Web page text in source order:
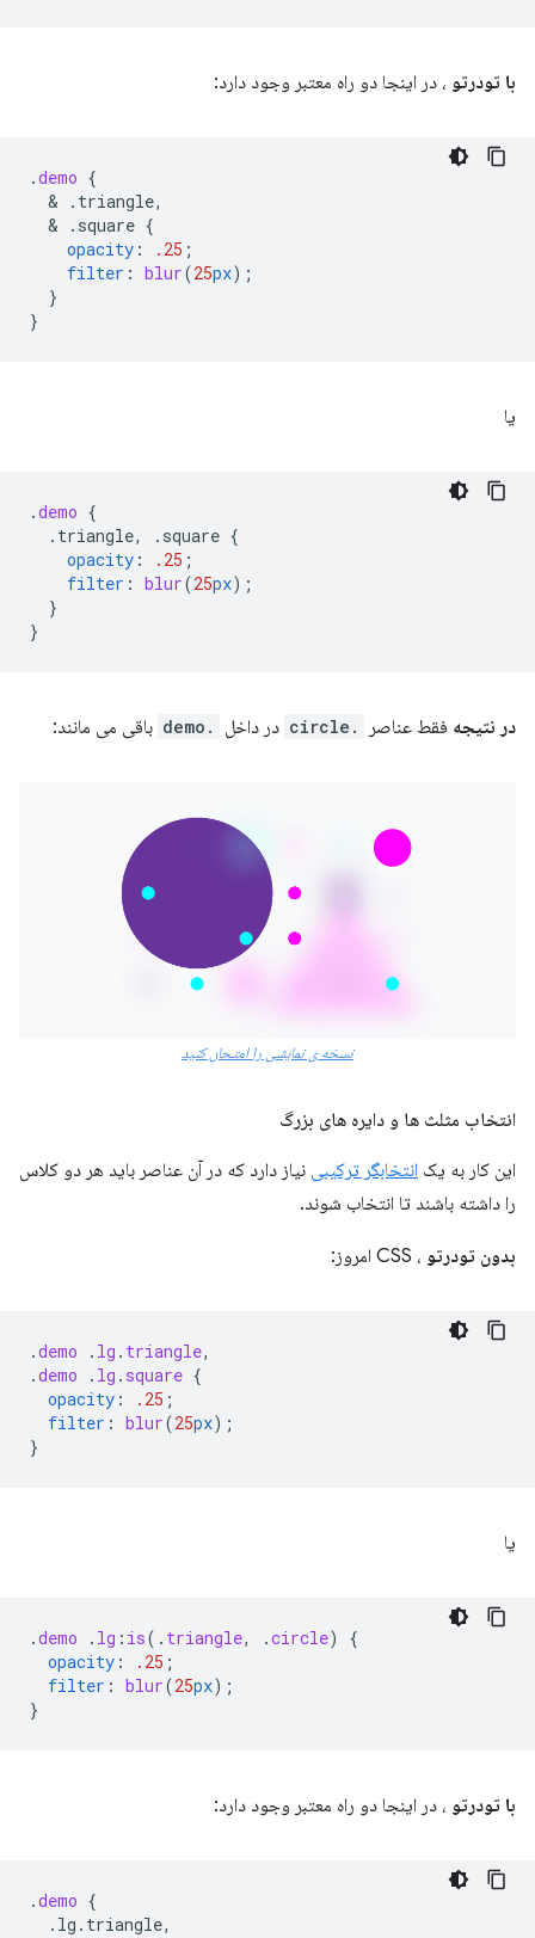
با تودرتو ، در اینجا دو راه معتبر وجود دارد:
.demo {
  &
.triangle,
  &
.square {
opacity : .25 ;
filter : blur(25px);
}
}
یا
.demo {
.triangle,
.square {
opacity : .25 ;
filter : blur(25px);
}
}
در نتیجه فقط عناصر .circle در داخل .demo باقی می مانند:
نسخه ی نمایشی را امتحان کنید
انتخاب مثلث ها و دایره های بزرگ
این کار به یک انتخابگر ترکیبی نیاز دارد که در آن عناصر باید هر دو کلاس
را داشته باشند تا انتخاب شوند.
بدون تودرتو ، CSS امروز:
.demo . lg . triangle,
.demo . lg . square {
opacity : .25 ;
filter : blur(25px);
}
یا
.demo . lg : is( . triangle, .circle)
{
opacity : .25 ;
filter : blur(25px);
}
با تودرتو ، در اینجا دو راه معتبر وجود دارد:
.demo {
.lg.triangle,